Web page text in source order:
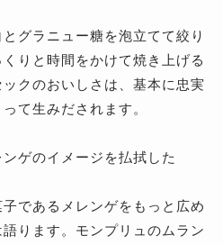
グラニュー糖を泡立てて絞り
りと時間をかけて焼き上げる
クのおいしさは、基本に忠実
て生みだされます。
ゲのイメージを払拭した
子であるメレンゲをもっと広め
ります。モンプリュのムラン